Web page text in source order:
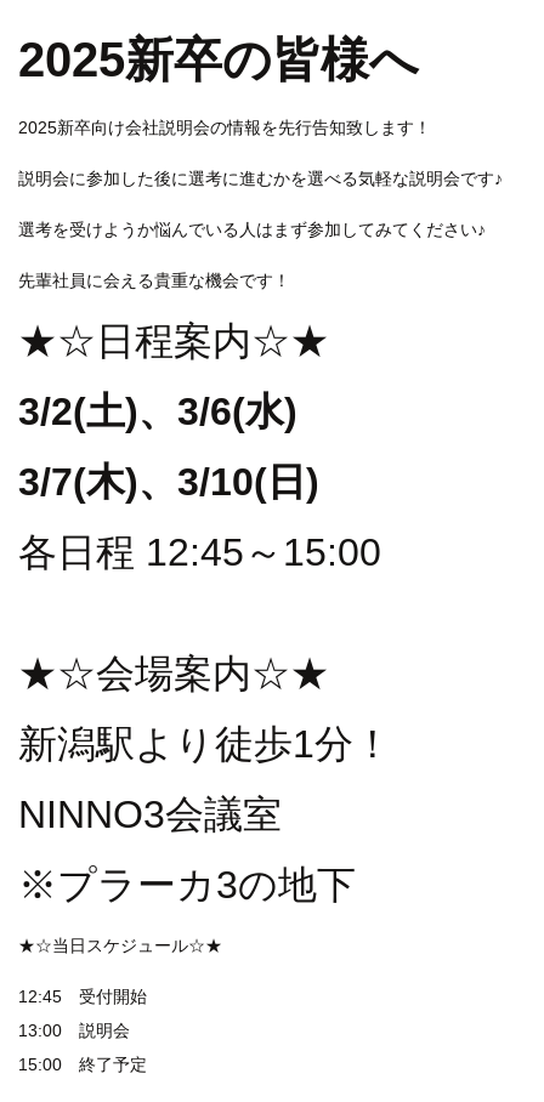
2025新卒の皆様へ
2025新卒向け会社説明会の情報を先行告知致します！
説明会に参加した後に選考に進むかを選べる気軽な説明会です♪
選考を受けようか悩んでいる人はまず参加してみてください♪
先輩社員に会える貴重な機会です！
★☆日程案内☆★
3/2(土)、3/6(水)
3/7(木)、3/10(日)
各日程 12:45～15:00
★☆会場案内☆★
新潟駅より徒歩1分！
NINNO3会議室
※プラーカ3の地下
★☆当日スケジュール☆★
12:45 受付開始
13:00 説明会
15:00 終了予定